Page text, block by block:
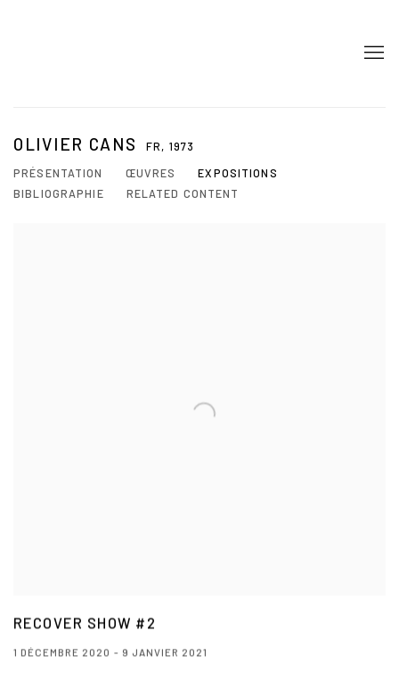
OLIVIER CANS FR, 1973
PRÉSENTATION
ŒUVRES
EXPOSITIONS
BIBLIOGRAPHIE
RELATED CONTENT
RECOVER SHOW #2
1 DÉCEMBRE 2020 - 9 JANVIER 2021